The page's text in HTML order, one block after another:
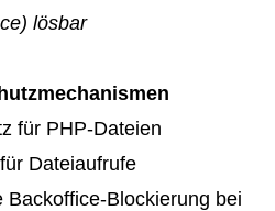
lösbar
für PHP-Dateien
Dateiaufrufe
Backoffice-Blockierung bei